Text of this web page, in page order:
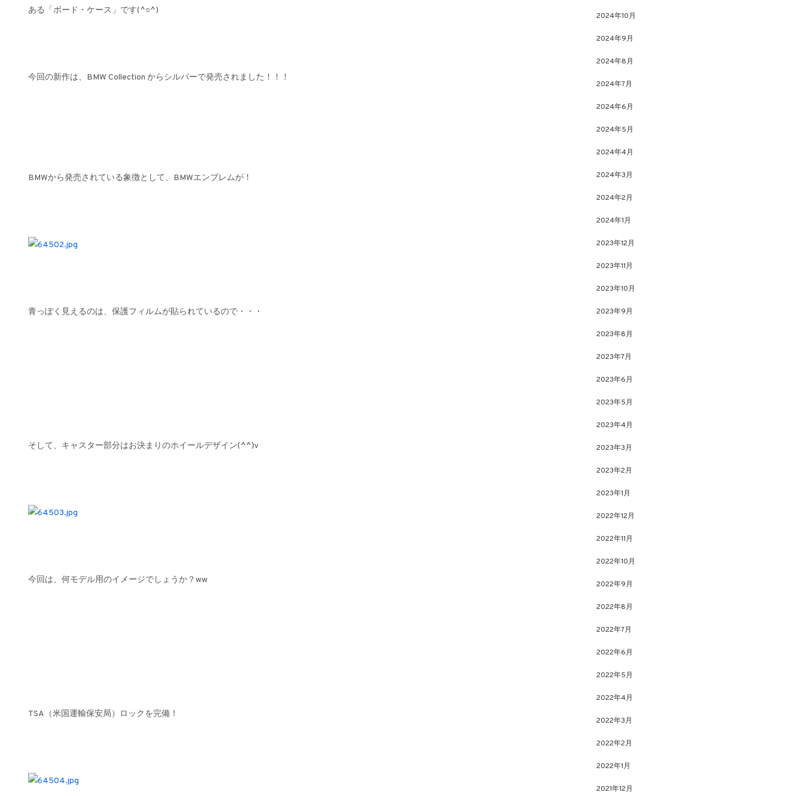
ある「ボード・ケース」です(^○^)
今回の新作は、BMW Collection からシルバーで発売されました！！！
BMWから発売されている象徴として、BMWエンブレムが！
青っぽく見えるのは、保護フィルムが貼られているので・・・
そして、キャスター部分はお決まりのホイールデザイン(^^)v
今回は、何モデル用のイメージでしょうか？ww
TSA（米国運輸保安局）ロックを完備！
2024年10月
2024年9月
2024年8月
2024年7月
2024年6月
2024年5月
2024年4月
2024年3月
2024年2月
2024年1月
2023年12月
2023年11月
2023年10月
2023年9月
2023年8月
2023年7月
2023年6月
2023年5月
2023年4月
2023年3月
2023年2月
2023年1月
2022年12月
2022年11月
2022年10月
2022年9月
2022年8月
2022年7月
2022年6月
2022年5月
2022年4月
2022年3月
2022年2月
2022年1月
2021年12月